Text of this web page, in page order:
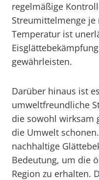
regelmäßige
Streumittelmenge je
Temperatur ist
gewährleisten.
Darüber hinaus ist
umweltfreundliche
die sowohl wirksam
die Umwelt
nachhaltige
Bedeutung, um die
Region zu erhalten.